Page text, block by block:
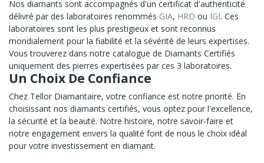
Nos diamants sont accompagnés d'un certificat d'authenticité
délivré par des laboratoires renommés GIA, HRD ou IGI. Ces
laboratoires sont les plus prestigieux et sont reconnus
mondialement pour la fiabilité et la sévérité de leurs expertises.
Vous trouverez dans notre catalogue de Diamants Certifiés
uniquement des pierres expertisées par ces 3 laboratoires.
Un Choix De Confiance
Chez Tellor Diamantaire, votre confiance est notre priorité. En
choisissant nos diamants certifiés, vous optez pour l'excellence,
la sécurité et la beauté. Notre histoire, notre savoir-faire et
notre engagement envers la qualité font de nous le choix idéal
pour votre investissement en diamant.